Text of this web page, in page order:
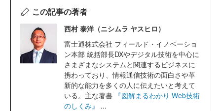
この記事の著者
西村 泰洋（ニシムラ ヤスヒロ）
富士通株式会社 フィールド・イノベーショ
ン本部 統括部長DXやデジタル技術を中心に
さまざまなシステムと関連するビジネスに
携わっており、情報通信技術の面白さや革
新的な能力を多くの人に伝えたいと考えて
いる。主な著書 『図解まるわかり Web技術
のしくみ』
...